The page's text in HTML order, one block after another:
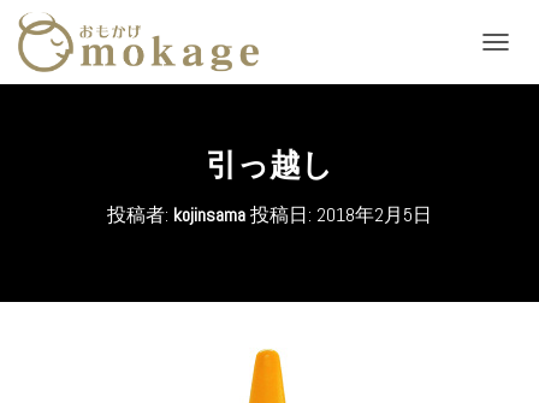
ビ
引っ越し
投稿者: kojinsama投稿日: 2018年2月5日